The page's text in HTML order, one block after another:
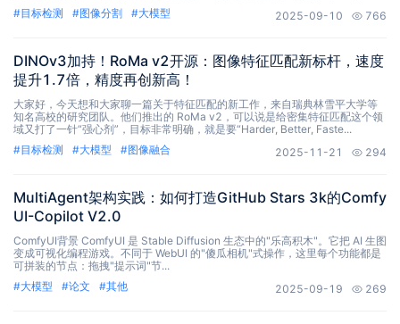
#目标检测 #图像分割 #大模型 2025-09-10 766
DINOv3加持！RoMa v2开源：图像特征匹配新标杆，速度
提升1.7倍，精度再创新高！
大家好，今天想和大家聊一篇关于特征匹配的新工作，来自瑞典林雪平大学等
知名高校的研究团队。他们推出的 RoMa v2，可以说是给密集特征匹配这个领
域又打了一针“强心剂”，目标非常明确，就是要“Harder, Better, Faste...
#目标检测 #大模型 #图像融合 2025-11-21 294
MultiAgent架构实践：如何打造GitHub Stars 3k的Comfy
UI-Copilot V2.0
ComfyUI背景 ComfyUI 是 Stable Diffusion 生态中的"乐高积木"。它把 AI 生图
变成可视化编程游戏。不同于 WebUI 的"傻瓜相机"式操作，这里每个功能都是
可拼装的节点：拖拽"提示词"节...
#大模型 #论文 #其他 2025-09-19 269